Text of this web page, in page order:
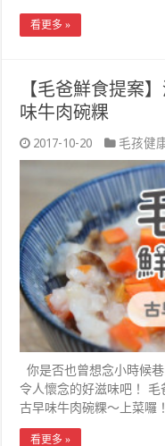
看更多 »
【毛爸鮮食提案
味牛肉碗粿
2017-10-20 毛孩健
你是否也曾想念小時候
令人懷念的好滋味吧！
古早味牛肉碗粿～上菜
看更多 »